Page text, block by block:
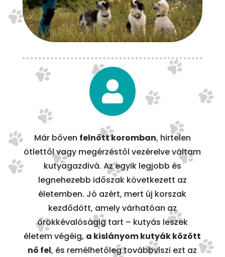

Már bőven felnőtt koromban, hirtelen
ötlettől vagy megérzéstől vezérelve váltam
kutyagazdivá. Az egyik legjobb és
legnehezebb időszak következett az
életemben. Jó azért, mert új korszak
kezdődött, amely várhatóan az
örökkévalóságig tart – kutyás leszek
életem végéig, a kislányom kutyák között
nő fel, és remélhetőleg továbbviszi ezt az